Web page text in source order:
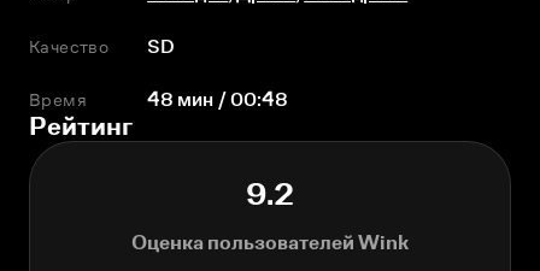
Качество SD
Время 48 мин / 00:48
Рейтинг
9.2
Оценка пользователей Wink